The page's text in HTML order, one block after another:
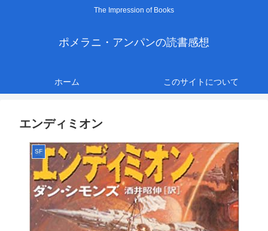
The Impression of Books
ポメラニ・アンパンの読書感想
ホーム このサイトについて
エンディミオン
SF